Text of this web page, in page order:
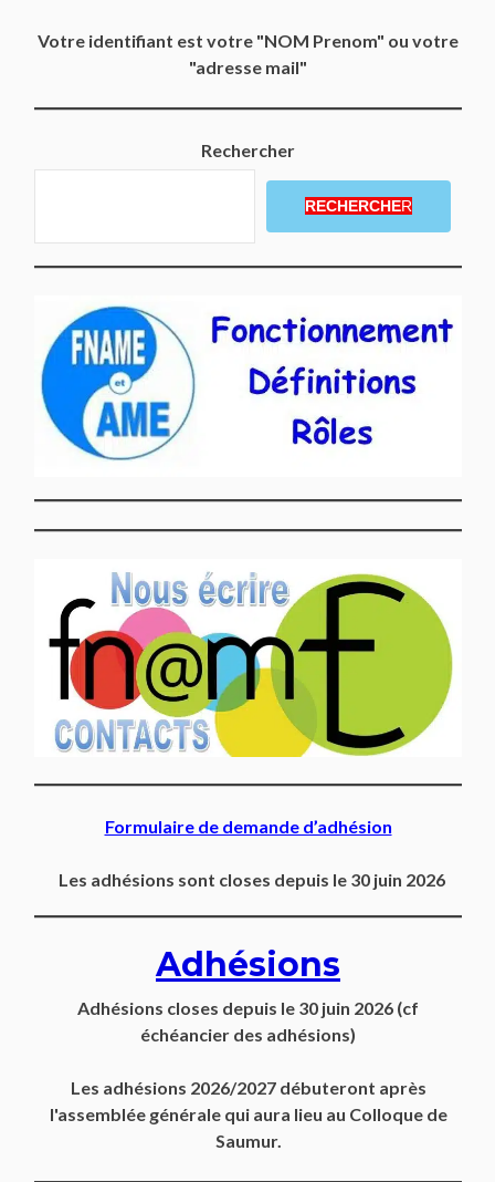
Votre identifiant est votre "NOM Prenom" ou votre
"adresse mail"
Rechercher
RECHERCHER
Formulaire de demande d’adhésion
Les adhésions sont closes depuis le 30 juin 2026
Adhésions
Adhésions closes depuis le 30 juin 2026 (cf
échéancier des adhésions)
Les adhésions 2026/2027 débuteront après
l'assemblée générale qui aura lieu au Colloque de
Saumur.